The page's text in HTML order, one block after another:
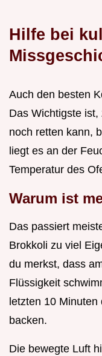
Hilfe bei
Auch den besten
Das Wichtigste
noch retten kann,
liegt es an der
Temperatur des
Warum ist
Das passiert
Brokkoli zu viel
du merkst, dass
Flüssigkeit
letzten 10
backen.
Die bewegte Luft